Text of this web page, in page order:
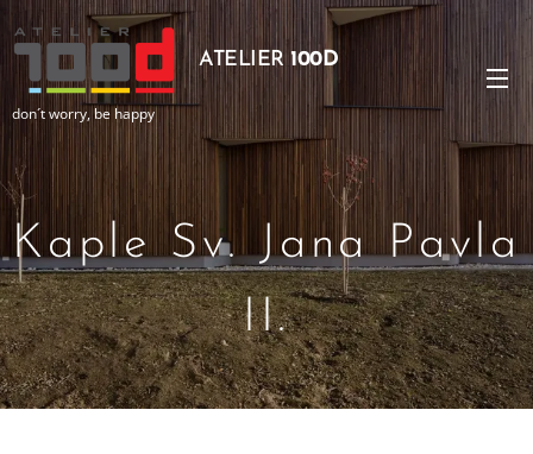
ATELIER 100D
don´t worry, be happy
Kaple Sv. Jana Pavla
II.